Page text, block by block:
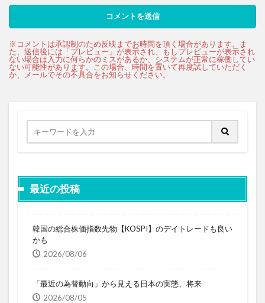
最近の投稿
韓国の総合株価指数先物【KOSPI】のデイトレードも良い
かも
2026/08/06
「最近の為替動向」から見える日本の実態、将来
2026/08/05